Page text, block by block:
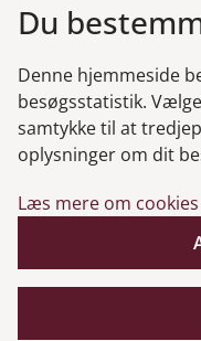
Genveje
Gå til
Gå til
Du
Denne hjemmeside
besøgsstatistik.
samtykke til at
oplysninger om dit
Læs mere om cookies